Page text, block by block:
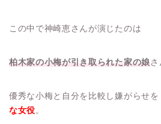
この中で神崎恵さんが演じたのは
柏木家の小梅が引き取られた家の娘 さ
優秀な小梅と自分を比較し嫌がらせを
な女役 。